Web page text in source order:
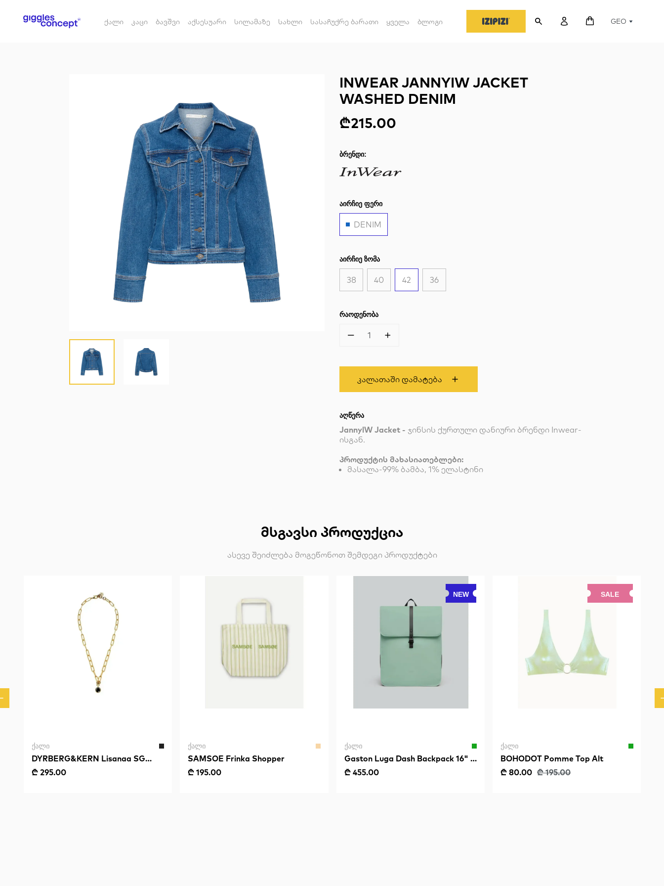
ქალი კაცი ბავშვი აქსესუარი სილამაზე სახლი სასაჩუქრე ბარათი ყველა ბლოგი GEO
INWEAR JANNYIW JACKET
WASHED DENIM
₾215.00
ᲑᲠᲔᲜᲓᲘ:
ᲐᲘᲠᲩᲘᲔ ᲤᲔᲠᲘ
DENIM
ᲐᲘᲠᲩᲘᲔ ᲖᲝᲛᲐ
38 40 42 36
ᲠᲐᲝᲓᲔᲜᲝᲑᲐ
1
Კალათაში Დამატება
ᲐᲦᲬᲔᲠᲐ
JannylW Jacket - ჯინსის ქურთული დანიური ბრენდი Inwear-
ისგან.
პროდუქტის მახასიათებლები:
მასალა-99% ბამბა, 1% ელასტინი
ᲛᲡᲒᲐᲕᲡᲘ ᲞᲠᲝᲓᲣᲥᲪᲘᲐ
ასევე შეიძლება მოგეწონოთ შემდეგი პროდუქტები
ᲥᲐᲚᲘ
DYRBERG&KERN Lisanaa SG
Black
₾ 295.00
ᲥᲐᲚᲘ
SAMSOE Frinka Shopper
₾ 195.00
NEW
ᲥᲐᲚᲘ
Gaston Luga Dash Backpack 16" -
Muted Mint
₾ 455.00
SALE
ᲥᲐᲚᲘ
BOHODOT Pomme Top Alt
₾ 80.00 ₾ 195.00